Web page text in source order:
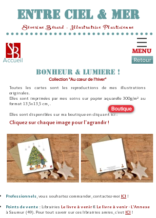
Entre Ciel & Mer
Séverine Bérard - Illustratrice Plasticienne
MENU
Accueil Retour
BONHEUR & LUMIERE !
Collection "Au cœur de l'hiver"
Toutes les cartes sont les reproductions de mes illustrations
originales.
Elles sont imprimées par mes soins sur papier aquarelle 300g/m² au
format 13,5x13,5 cm, .
Elles sont disponibles sur ma boutique en cliquant ici :
Boutique
Cliquez sur chaque image pour l'agrandir !
Professionnels , vous souhaitez commander, contactez-moi ICI !
Points de vente : Librairies Le livre à venir& Le livre à venir - L'Annexe
à Saumur (49). Pour tout savoir sur ces librairies amies, c'est ICI !